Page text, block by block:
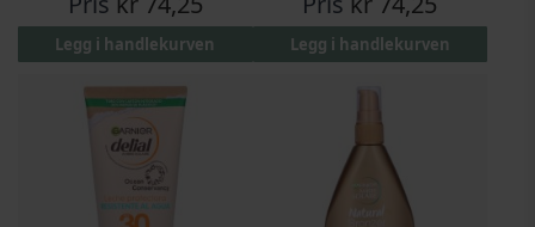
Legg i handlekurven Legg i handlekurven